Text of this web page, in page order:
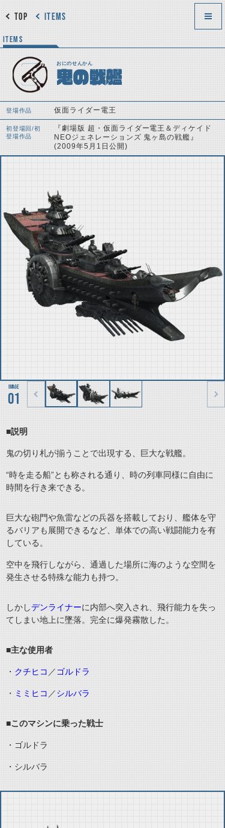
ITEMS
TOP
ITEMS
おにのせんかん
鬼の戦艦
登場作品 仮面ライダー電王
初登場回/初
登場作品
『劇場版 超・仮面ライダー電王＆ディケイド
NEOジェネレーションズ 鬼ヶ島の戦艦』
(2009年5月1日公開)
01
■説明
鬼の切り札が揃うことで出現する、巨大な戦艦。
“時を走る船”とも称される通り、時の列車同様に自由に
時間を行き来できる。
巨大な砲門や魚雷などの兵器を搭載しており、艦体を守
るバリアも展開できるなど、単体での高い戦闘能力を有
している。
空中を飛行しながら、通過した場所に海のような空間を
発生させる特殊な能力も持つ。
しかしデンライナーに内部へ突入され、飛行能力を失っ
てしまい地上に墜落。完全に爆発霧散した。
■主な使用者
・ クチヒコ ／ ゴルドラ
・ ミミヒコ ／シルバラ
■このマシンに乗った戦士
・ゴルドラ
・シルバラ